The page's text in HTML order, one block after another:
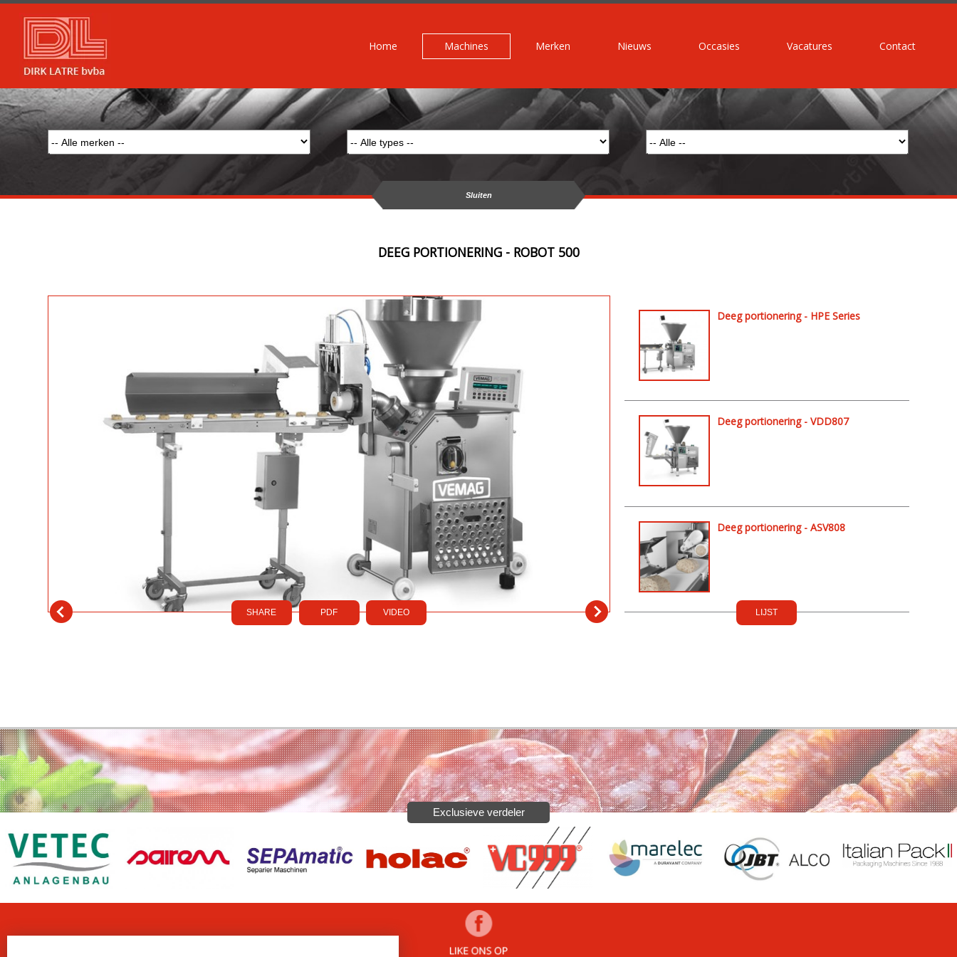
Home Machines Merken Nieuws Occasies Vacatures Contact
Sluiten
DEEG PORTIONERING - ROBOT 500
Deeg portionering - HPE Series
Deeg portionering - VDD807
Deeg portionering - ASV808
LIJST
SHARE PDF VIDEO
Exclusieve verdeler